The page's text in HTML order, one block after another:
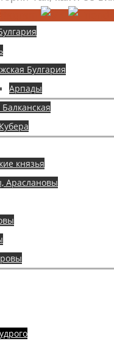
Булгария
Арпады
князья
Араслановы